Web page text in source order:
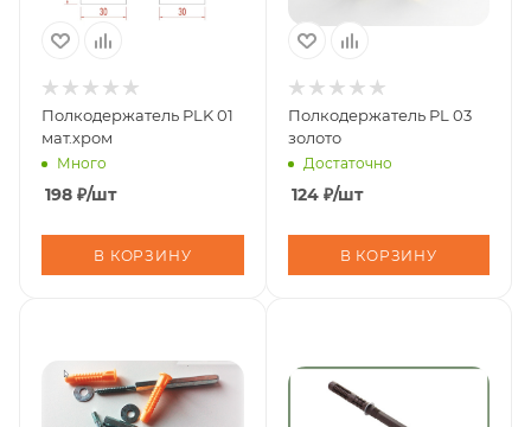
Полкодержатель PLK 01
мат.хром
Много
198 ₽/шт
В КОРЗИНУ
Полкодержатель PL 03
золото
Достаточно
124₽/шт
В КОРЗИНУ